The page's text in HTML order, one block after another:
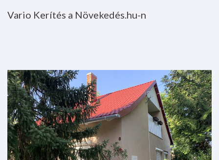
Vario Kerítés a Növekedés.hu-n